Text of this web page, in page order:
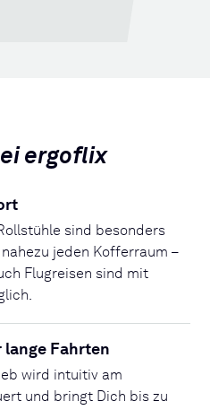
ergoflix
sind besonders
jeden Kofferraum –
Flugreisen sind mit
lange Fahrten
wird intuitiv am
und bringt Dich bis zu